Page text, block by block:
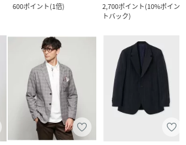
600ポイント(1倍)
2,700ポイント(10%ポイン
トバック)